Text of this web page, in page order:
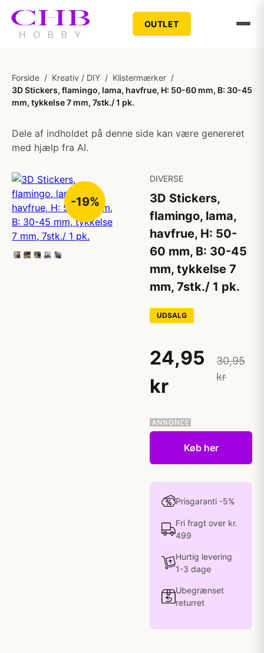
OUTLET
Forside / Kreativ / DIY / Klistermærker /
3D Stickers, flamingo, lama, havfrue, H: 50-60 mm, B: 30-45
mm, tykkelse 7 mm, 7stk./ 1 pk.
Dele af indholdet på denne side kan være genereret
med hjælp fra AI.
-19%
DIVERSE
3D Stickers,
flamingo, lama,
havfrue, H: 50-
60 mm, B: 30-45
mm, tykkelse 7
mm, 7stk./ 1 pk.
UDSALG
24,95
kr
30,95
kr
Køb her
Prisgaranti -5%
Fri fragt over kr.
499
Hurtig levering
1-3 dage
Ubegrænset
returret